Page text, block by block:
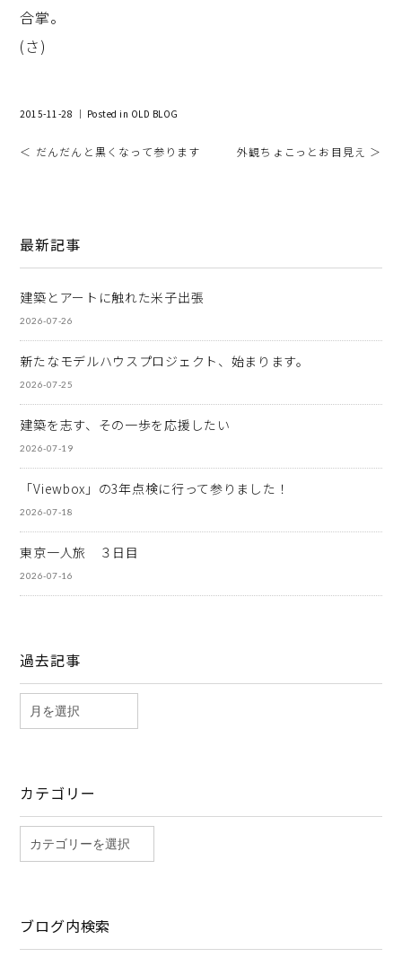
合掌。
(さ)
2015-11-28 ｜ Posted in OLD BLOG
＜ だんだんと黒くなって参ります 外観ちょこっとお目見え ＞
最新記事
建築とアートに触れた米子出張
2026-07-26
新たなモデルハウスプロジェクト、始まります。
2026-07-25
建築を志す、その一歩を応援したい
2026-07-19
「Viewbox」の3年点検に行って参りました！
2026-07-18
東京一人旅 ３日目
2026-07-16
過去記事
カテゴリー
ブログ内検索